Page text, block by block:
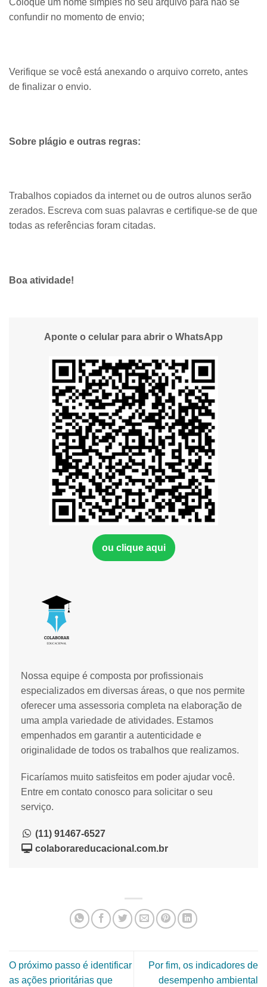
Coloque um nome simples no seu arquivo para não se
confundir no momento de envio;
Verifique se você está anexando o arquivo correto, antes
de finalizar o envio.
Sobre plágio e outras regras:
Trabalhos copiados da internet ou de outros alunos serão
zerados. Escreva com suas palavras e certifique-se de que
todas as referências foram citadas.
Boa atividade!
Nossa equipe é composta por profissionais
especializados em diversas áreas, o que nos permite
oferecer uma assessoria completa na elaboração de
uma ampla variedade de atividades. Estamos
empenhados em garantir a autenticidade e
originalidade de todos os trabalhos que realizamos.
Ficaríamos muito satisfeitos em poder ajudar você.
Entre em contato conosco para solicitar o seu
serviço.
(11) 91467-6527
colaborareducacional.com.br
Aponte o celular para abrir o WhatsApp
ou clique aqui
O próximo passo é identificar
as ações prioritárias que
Por fim, os indicadores de
desempenho ambiental